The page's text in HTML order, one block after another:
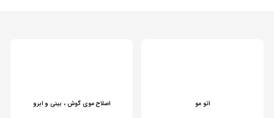
اتو مو اصلاح موی گوش ، بینی و ابرو